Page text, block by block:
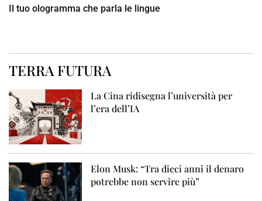
Il tuo ologramma che parla le lingue
TERRA FUTURA
La Cina ridisegna l’università per
l’era dell’IA
Elon Musk: “Tra dieci anni il denaro
potrebbe non servire più”